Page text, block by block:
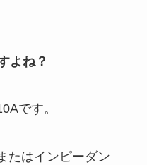
よね？
です。
たはインピーダン